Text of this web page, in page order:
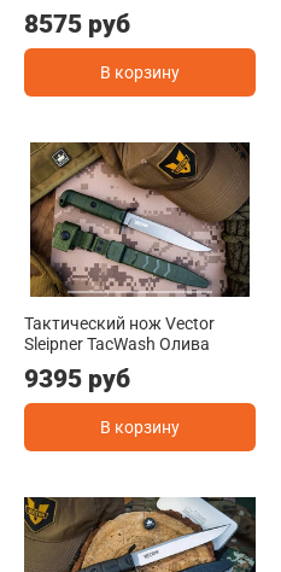
8575 руб
В корзину
Тактический нож Vector
Sleipner TacWash Олива
9395 руб
В корзину